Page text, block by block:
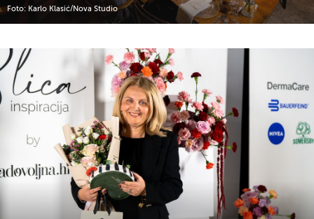
Foto: Karlo Klasić/Nova Studio